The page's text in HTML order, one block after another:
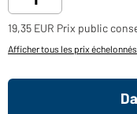
19,35 EUR Prix public
Afficher tous les prix échelonnés